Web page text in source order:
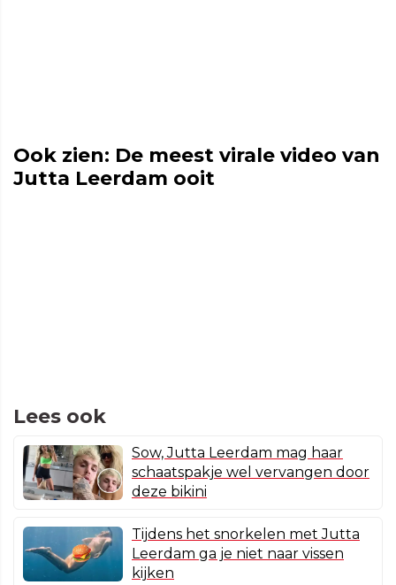
Ook zien: De meest virale video van
Jutta Leerdam ooit
Lees ook
Sow, Jutta Leerdam mag haar
schaatspakje wel vervangen door
deze bikini
Tijdens het snorkelen met Jutta
Leerdam ga je niet naar vissen
kijken